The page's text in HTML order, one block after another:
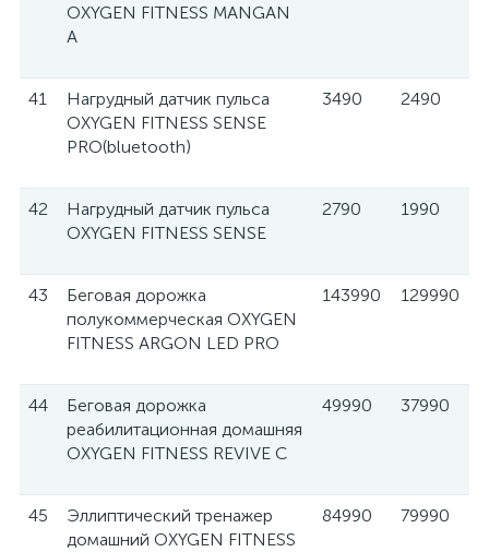
OXYGEN FITNESS MANGAN
A
41
Нагрудный датчик пульса
OXYGEN FITNESS SENSE
PRO(bluetooth)
3490 2490
42
Нагрудный датчик пульса
OXYGEN FITNESS SENSE
2790 1990
43
Беговая дорожка
полукоммерческая OXYGEN
FITNESS ARGON LED PRO
143990 129990
44
Беговая дорожка
реабилитационная домашняя
OXYGEN FITNESS REVIVE C
49990 37990
45
Эллиптический тренажер
домашний OXYGEN FITNESS
84990 79990